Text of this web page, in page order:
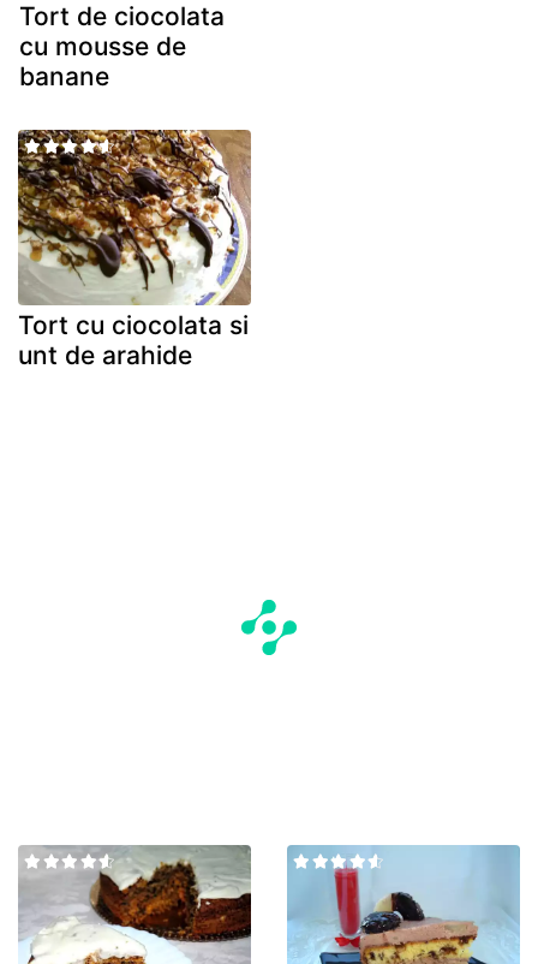
Tort de ciocolata
cu mousse de
banane
Tort cu ciocolata si
unt de arahide